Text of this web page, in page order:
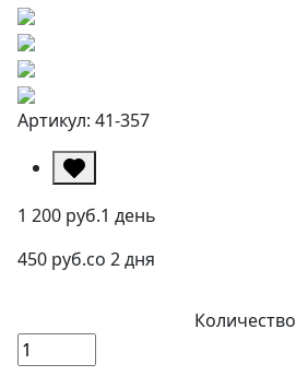
Артикул: 41-357
1 200 руб.1 день
450 руб.со 2 дня
Количество